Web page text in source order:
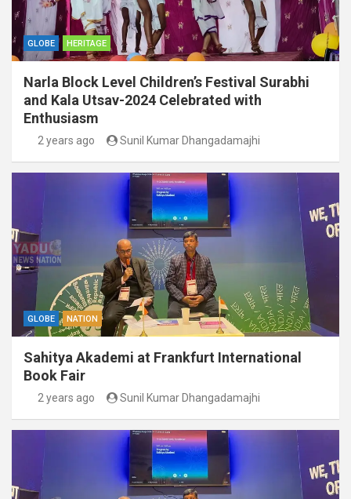
GLOBE HERITAGE
Narla Block Level Children’s Festival Surabhi
and Kala Utsav-2024 Celebrated with
Enthusiasm
2 years ago Sunil Kumar Dhangadamajhi
GLOBE NATION
Sahitya Akademi at Frankfurt International
Book Fair
2 years ago Sunil Kumar Dhangadamajhi